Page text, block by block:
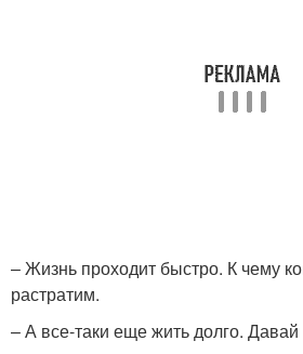
– Жизнь проходит быстро. К чему
растратим.
– А все-таки еще жить долго. Давай